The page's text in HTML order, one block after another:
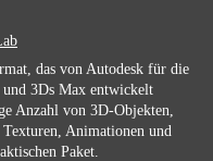
das von Autodesk für die
3Ds Max entwickelt
Anzahl von 3D-Objekten,
Animationen und
Paket.